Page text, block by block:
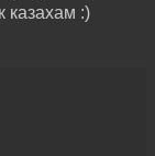
казахам :)